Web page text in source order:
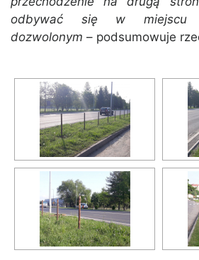
odbywać się w miejscu
dozwolonym – podsumowuje